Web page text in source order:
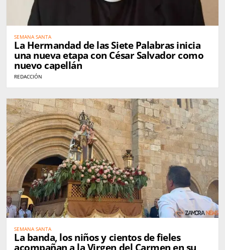
SEMANA SANTA
La Hermandad de las Siete Palabras inicia
una nueva etapa con César Salvador como
nuevo capellán
REDACCIÓN
SEMANA SANTA
La banda, los niños y cientos de fieles